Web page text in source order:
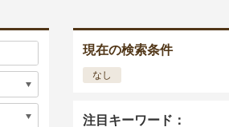
現在の検索条件
なし
注目キーワード：